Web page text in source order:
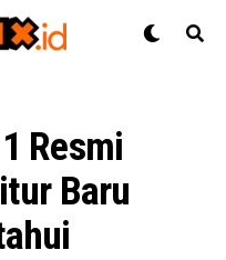
Resmi
Baru